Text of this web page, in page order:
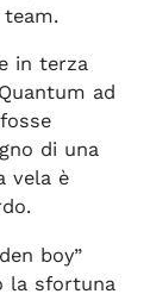
in terza
ad
di una
vela è
boy”
la sfortuna